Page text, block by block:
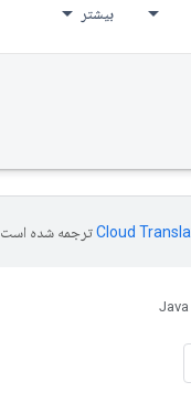
بیشتر
ترجمه شده است.
Java